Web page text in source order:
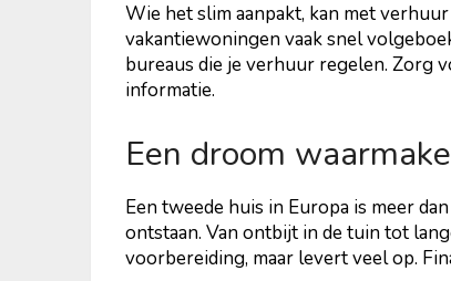
Wie het slim aanpakt, kan met
vakantiewoningen vaak snel
bureaus die je verhuur regelen. Zorg
informatie.
Een droom
Een tweede huis in Europa is meer
ontstaan. Van ontbijt in de tuin tot
voorbereiding, maar levert veel op.